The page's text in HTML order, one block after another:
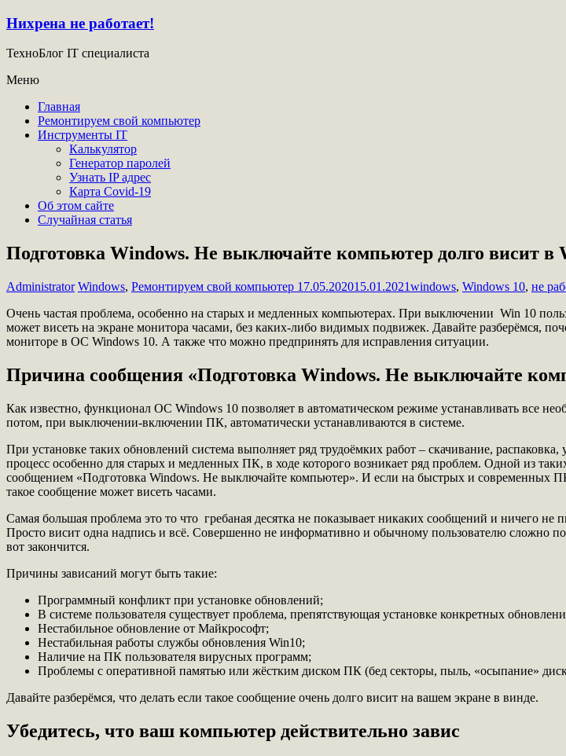
Нихрена не работает!
ТехноБлог IT специалиста
Меню
Главная
Ремонтируем свой компьютер
Инструменты IT
Калькулятор
Генератор паролей
Узнать IP адрес
Карта Covid-19
Об этом сайте
Случайная статья
Подготовка Windows. Не выключайте компьютер долго висит в
Administrator Windows, Ремонтируем свой компьютер 17.05.202015.01.2021windows, Windows 10, не
Очень частая проблема, особенно на старых и медленных компьютерах. При выключении Win 10
может висеть на экране монитора часами, без каких-либо видимых подвижек. Давайте разберёмся,
мониторе в ОС Windows 10. А также что можно предпринять для исправления ситуации.
Причина сообщения «Подготовка Windows. Не выключайте
Как известно, функционал ОС Windows 10 позволяет в автоматическом режиме устанавливать все
потом, при выключении-включении ПК, автоматически устанавливаются в системе.
При установке таких обновлений система выполняет ряд трудоёмких работ – скачивание,
процесс особенно для старых и медленных ПК, в ходе которого возникает ряд проблем. Одной из
сообщением «Подготовка Windows. Не выключайте компьютер». И если на быстрых и современных
такое сообщение может висеть часами.
Самая большая проблема это то что гребаная десятка не показывает никаких сообщений и ничего
Просто висит одна надпись и всё. Совершенно не информативно и обычному пользователю сложно
вот закончится.
Причины зависаний могут быть такие:
Программный конфликт при установке обновлений;
В системе пользователя существует проблема, препятствующая установке конкретных
Нестабильное обновление от Майкрософт;
Нестабильная работы службы обновления Win10;
Наличие на ПК пользователя вирусных программ;
Проблемы с оперативной памятью или жёстким диском ПК (бед секторы, пыль, «осыпание»
Давайте разберёмся, что делать если такое сообщение очень долго висит на вашем экране в винде.
Убедитесь, что ваш компьютер действительно завис